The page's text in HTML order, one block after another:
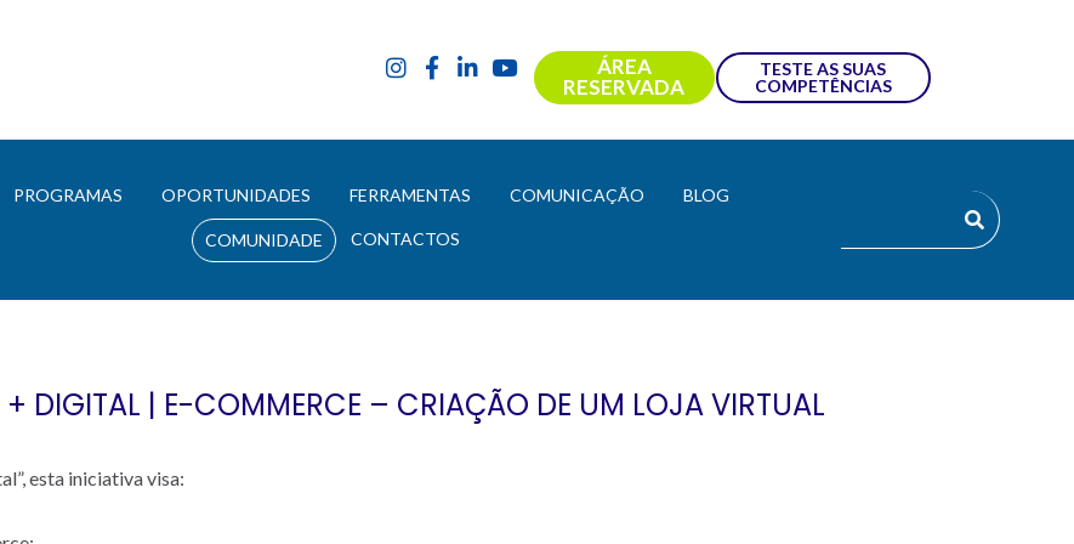
ÁREA
RESERVADA
TESTE AS SUAS
COMPETÊNCIAS
PROGRAMAS OPORTUNIDADES FERRAMENTAS COMUNICAÇÃO BLOG
COMUNIDADE CONTACTOS
DIGITAL | E-COMMERCE – CRIAÇÃO DE UM LOJA VIRTUAL
esta iniciativa visa: